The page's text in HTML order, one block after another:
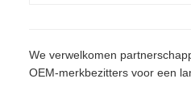
We verwelkomen
OEM-merkbezitters voor een